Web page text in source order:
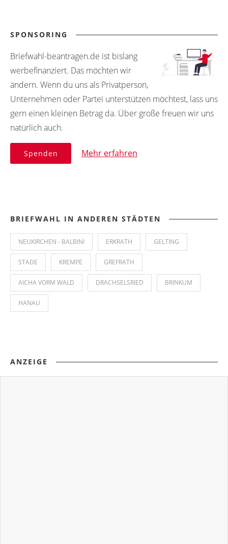
SPONSORING
Briefwahl-beantragen.de ist bislang
werbefinanziert. Das möchten wir
ändern. Wenn du uns als Privatperson,
Unternehmen oder Partei unterstützen möchtest, lass uns
gern einen kleinen Betrag da. Über große freuen wir uns
natürlich auch.
Spenden Mehr erfahren
BRIEFWAHL IN ANDEREN STÄDTEN
NEUKIRCHEN - BALBINI ERKRATH GELTING
STADE KREMPE GREFRATH
AICHA VORM WALD DRACHSELSRIED BRINKUM
HANAU
ANZEIGE